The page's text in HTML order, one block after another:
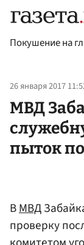
Покушение на
26 января 2017
МВД
пыток
ВМВД
проверку